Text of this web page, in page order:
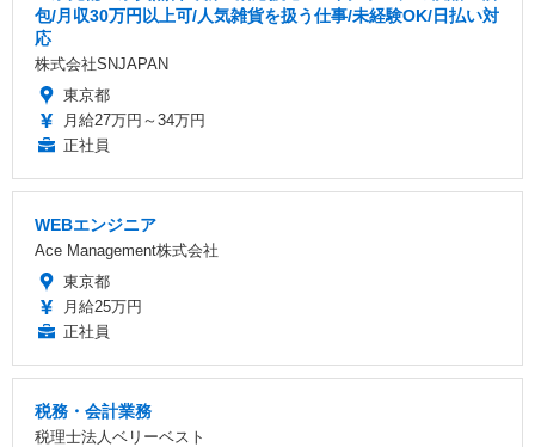
包/月収30万円以上可/人気雑貨を扱う仕事/未経験OK/日払い対
応
株式会社SNJAPAN
東京都
月給27万円～34万円
正社員
WEBエンジニア
Ace Management株式会社
東京都
月給25万円
正社員
税務・会計業務
税理士法人ベリーベスト